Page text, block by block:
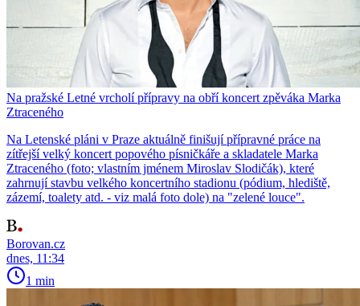
Na pražské Letné vrcholí přípravy na obří koncert zpěváka Marka
Ztraceného
Na Letenské pláni v Praze aktuálně finišují přípravné práce na
zítřejší velký koncert popového písničkáře a skladatele Marka
Ztraceného (foto; vlastním jménem Miroslav Slodičák), které
zahrnují stavbu velkého koncertního stadionu (pódium, hlediště,
zázemí, toalety atd. - viz malá foto dole) na "zelené louce".
Borovan.cz
dnes, 11:34
1 min